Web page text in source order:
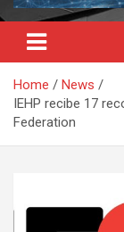
Home
News
IEHP recibe 17
Federation